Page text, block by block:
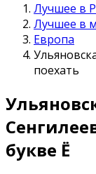
Лучшее в
Лучшее в
Европа
поехать
букве Ё